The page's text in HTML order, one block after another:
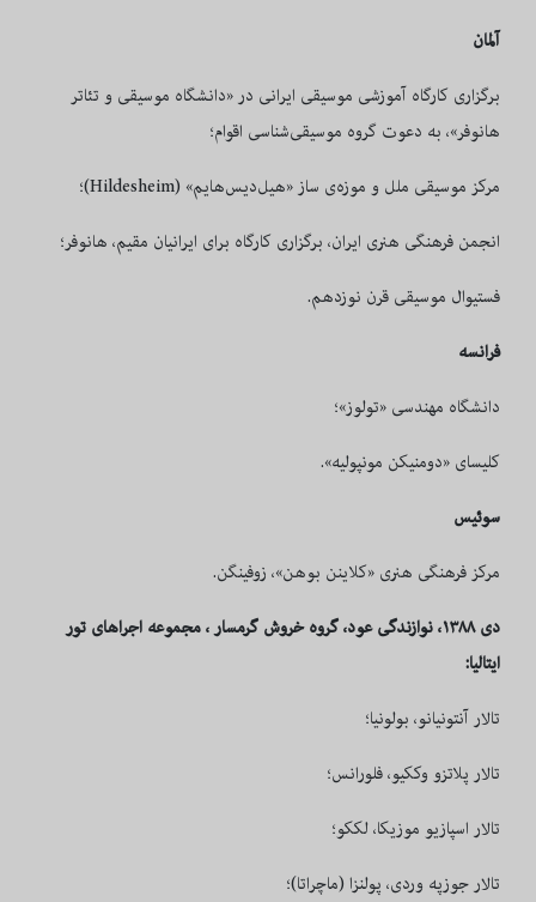
آلمان
برگزاری کارگاه آموزشی موسیقی ایرانی در «دانشگاه موسیقی و تئاتر
هانوفر»، به دعوت گروه موسیقی‌شناسی اقوام؛
مرکز موسیقی ملل و موزه‌ی ساز «هیل‌دیس‌هایم» (Hildesheim)؛
انجمن فرهنگی هنری ایران، برگزاری کارگاه برای ایرانیان مقیم، هانوفر؛
فستیوال موسیقی قرن نوزدهم.
فرانسه
دانشگاه مهندسی «تولوز»؛
کلیسای «دومنیکن مونپولیه».
سوئیس
مرکز فرهنگی هنری «کلاینن بوهن»، زوفینگن.
دی ۱۳۸۸، نوازندگی عود ، گروه خروش گرمسار،مجموعه اجراهای تور
ایتالیا:
تالار آنتونیانو، بولونیا؛
تالار پلاتزو وککیو، فلورانس؛
تالار اسپازیو موزیکا، لککو؛
تالار جوزپه وردی، پولنزا (ماچراتا)؛